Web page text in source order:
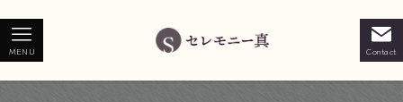
Contact
MENU